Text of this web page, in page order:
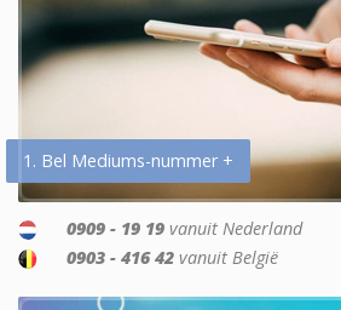
1. Bel Mediums-nummer +
0909 - 19 19 vanuit Nederland
0903 - 416 42 vanuit België